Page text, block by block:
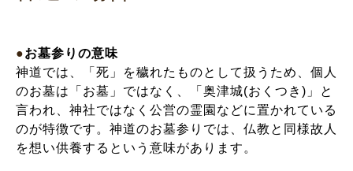
●お墓参りの意味
神道では、「死」を穢れたものとして扱うため、個人
のお墓は「お墓」ではなく、「奥津城(おくつき)」と
言われ、神社ではなく公営の霊園などに置かれている
のが特徴です。神道のお墓参りでは、仏教と同様故人
を想い供養するという意味があります。